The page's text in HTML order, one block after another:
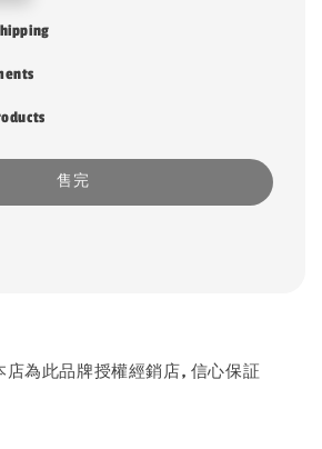
售完
店為此品牌授權經銷店, 信心保証